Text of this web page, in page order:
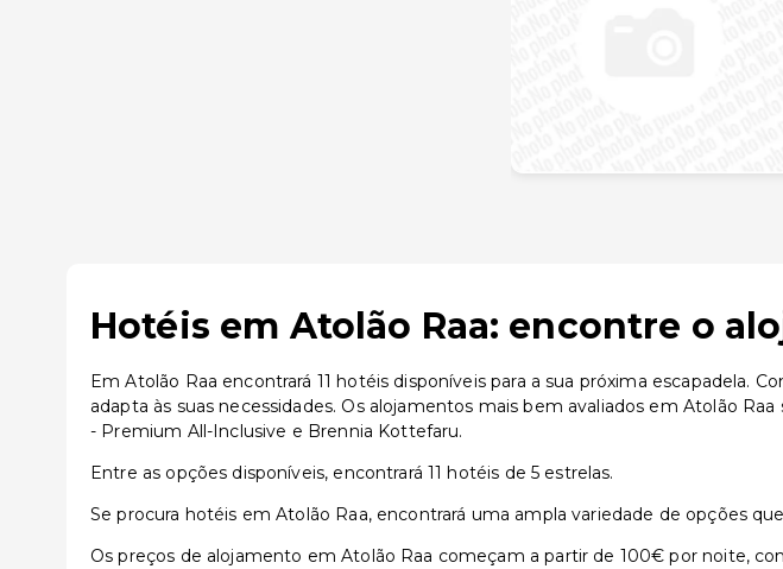
Hotéis em Atolão Raa: encontre o
Em Atolão Raa encontrará 11 hotéis disponíveis para a sua próxima escapadela.
adapta às suas necessidades. Os alojamentos mais bem avaliados em Atolão
- Premium All-Inclusive e Brennia Kottefaru.
Entre as opções disponíveis, encontrará 11 hotéis de 5 estrelas.
Se procura hotéis em Atolão Raa, encontrará uma ampla variedade de opções
Os preços de alojamento em Atolão Raa começam a partir de 100€ por noite,